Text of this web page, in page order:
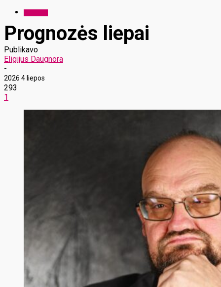
Prognozės liepai
Publikavo
Eligijus Daugnora
-
2026 4 liepos
293
1